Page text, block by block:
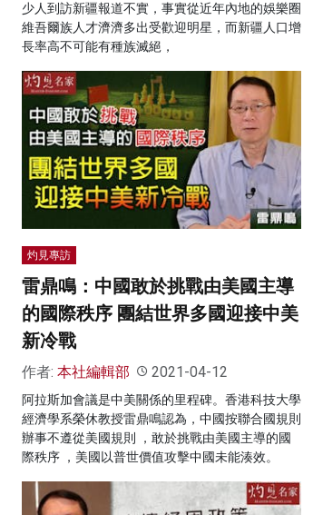
少人到訪新疆報道不實，事實從近年內地的娛樂圈
維吾爾族人才濟濟多出受歡迎明星，而新疆人口增
長率高不可能有種族滅絕，
灼見專訪
雷鼎鳴：中國敢於挑戰由美國主導
的國際秩序 團結世界多國迎接中美
新冷戰
作者: 本社編輯部 2021-04-12
阿拉斯加會議是中美關係的里程碑。香港科技大學
經濟學系榮休教授雷鼎鳴認為，中國按聯合國規則
辦事不遵從美國規則 ，敢於挑戰由美國主導的國
際秩序 ，美國以普世價值攻擊中國未能湊效。